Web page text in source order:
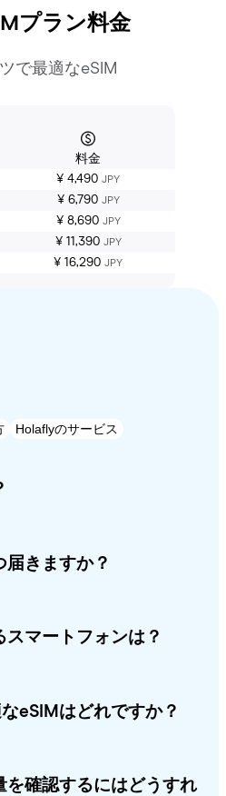
プラン料金
で最適なeSIM
料金
¥ 4,490 JPY
¥ 6,790 JPY
¥ 8,690 JPY
¥ 11,390 JPY
¥ 16,290 JPY
Holaflyのサービス
届きますか？
マートフォンは？
eSIMはどれですか？
を確認するにはどうすれ